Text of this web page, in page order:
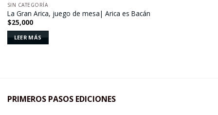
SIN CATEGORÍA
La Gran Arica, juego de mesa| Arica es Bacán
$25,000
LEER MÁS
PRIMEROS PASOS EDICIONES